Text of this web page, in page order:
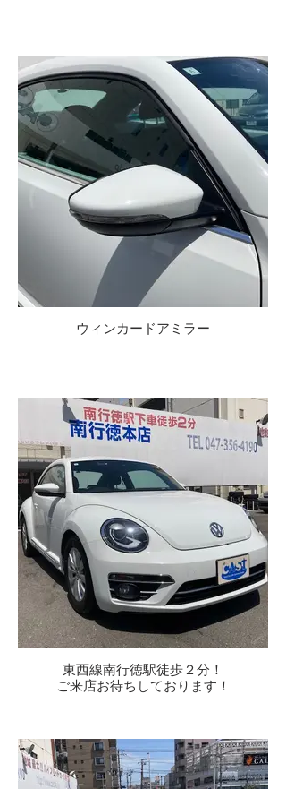
ウィンカードアミラー
東西線南行徳駅徒歩２分！
ご来店お待ちしております！